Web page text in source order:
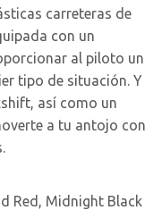
carreteras de
con un
al piloto un
tipo de situación. Y
así como un
a tu antojo con
Red Midnight Black